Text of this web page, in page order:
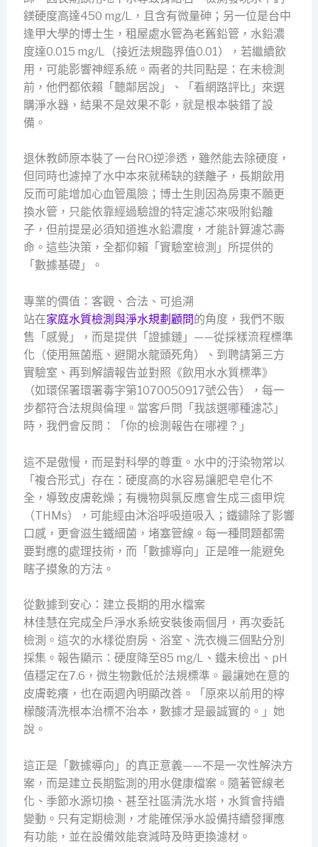
鎂硬度高達450 mg/L，且含有微量砷；另一位是台中
逢甲大學的博士生，租屋處水管為老舊鉛管，水鉛濃
度達0.015 mg/L（接近法規臨界值0.01），若繼續飲
用，可能影響神經系統。兩者的共同點是：在未檢測
前，他們都依賴「聽鄰居說」、「看網路評比」來選
購淨水器，結果不是效果不彰，就是根本裝錯了設
備。
退休教師原本裝了一台RO逆滲透，雖然能去除硬度，
但同時也濾掉了水中本來就稀缺的鎂離子，長期飲用
反而可能增加心血管風險；博士生則因為房東不願更
換水管，只能依靠經過驗證的特定濾芯來吸附鉛離
子，但前提是必須知道進水鉛濃度，才能計算濾芯壽
命。這些決策，全都仰賴「實驗室檢測」所提供的
「數據基礎」。
專業的價值：客觀、合法、可追溯
站在家庭水質檢測與淨水規劃顧問的角度，我們不販
售「感覺」，而是提供「證據鏈」——從採樣流程標準
化（使用無菌瓶、避開水龍頭死角）、到聘請第三方
實驗室、再到解讀報告並對照《飲用水水質標準》
（如環保署環署毒字第1070050917號公告），每一
步都符合法規與倫理。當客戶問「我該選哪種濾芯」
時，我們會反問：「你的檢測報告在哪裡？」
這不是傲慢，而是對科學的尊重。水中的汙染物常以
「複合形式」存在：硬度高的水容易讓肥皂皂化不
全，導致皮膚乾燥；有機物與氯反應會生成三鹵甲烷
（THMs），可能經由沐浴呼吸道吸入；鐵鏽除了影響
口感，更會滋生鐵細菌，堵塞管線。每一種問題都需
要對應的處理技術，而「數據導向」正是唯一能避免
瞎子摸象的方法。
從數據到安心：建立長期的用水檔案
林佳慧在完成全戶淨水系統安裝後兩個月，再次委託
檢測。這次的水樣從廚房、浴室、洗衣機三個點分別
採集。報告顯示：硬度降至85 mg/L、鐵未檢出、pH
值穩定在7.6，微生物數低於法規標準。最讓她在意的
皮膚乾癢，也在兩週內明顯改善。「原來以前用的檸
檬酸清洗根本治標不治本，數據才是最誠實的。」她
說。
這正是「數據導向」的真正意義——不是一次性解決方
案，而是建立長期監測的用水健康檔案。隨著管線老
化、季節水源切換、甚至社區清洗水塔，水質會持續
變動。只有定期檢測，才能確保淨水設備持續發揮應
有功能，並在設備效能衰減時及時更換濾材。